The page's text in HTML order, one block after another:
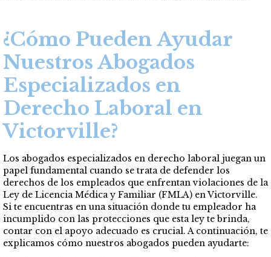
¿Cómo Pueden Ayudar
Nuestros Abogados
Especializados en
Derecho Laboral en
Victorville?
Los abogados especializados en derecho laboral juegan un
papel fundamental cuando se trata de defender los
derechos de los empleados que enfrentan violaciones de la
Ley de Licencia Médica y Familiar (FMLA) en Victorville.
Si te encuentras en una situación donde tu empleador ha
incumplido con las protecciones que esta ley te brinda,
contar con el apoyo adecuado es crucial. A continuación, te
explicamos cómo nuestros abogados pueden ayudarte: